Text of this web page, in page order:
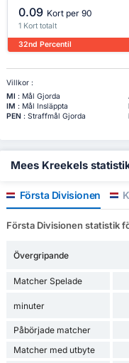
0.09 Kort per 90
1 Kort totalt
32nd Percentil
Villkor :
Ml : Mål Gjorda
IM : Mål Insläppta
PEN: Straffmål Gjorda
Mees Kreekels
Första Divisionen
Första Divisionen statistik
Övergripande
Matcher Spelade
minuter
Påbörjade matcher
Matcher med utbyte